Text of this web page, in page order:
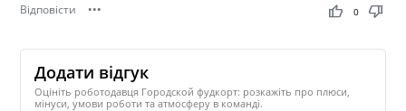
Відповісти ••• thumb_up thumb_down
0
Додати відгук
Оцініть роботодавця Городской фудкорт: розкажіть про плюси,
мінуси, умови роботи та атмосферу в команді.